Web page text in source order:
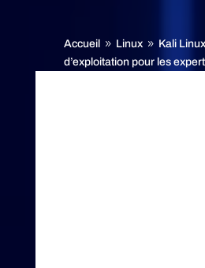
Accueil 9 Linux 9 Kali
d’exploitation pour les